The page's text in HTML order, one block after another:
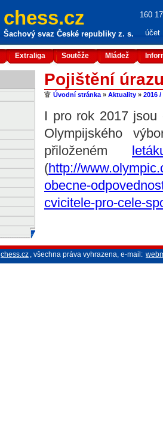
chess.cz
Šachový svaz České republiky z. s.
160
účet
Extraliga Soutěže Mládež
Pojištění
Úvodní stránka » Aktuality » 2016 /
I pro rok 2017 jsou
Olympijského
přiloženém
(http://
obecne-
cvicitele-pro-cele-
chess.cz , všechna práva vyhrazena, e-mail: